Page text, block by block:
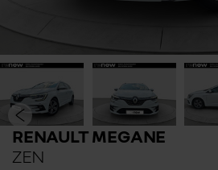
RENAULT MEGANE
ZEN